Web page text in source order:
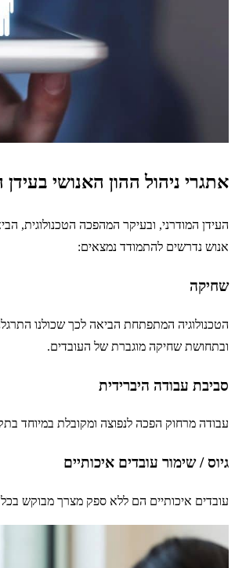
אתגרי ניהול ההון האנושי בעידן
העידן המודרני, ובעיקר המהפכה הטכנולוגית,
אנוש נדרשים להתמודד נמצאים:
שחיקה
הטכנולוגיה המתפתחת הביאה לכך שכולנו
ובתחושת שחיקה מוגברת של העובדים.
סביבת עבודה היברידית
עבודה מרחוק הפכה לנפוצה ומקובלת במיוחד
גיוס / שימור עובדים איכותיים
עובדים איכותיים הם ללא ספק מצרך מבוקש